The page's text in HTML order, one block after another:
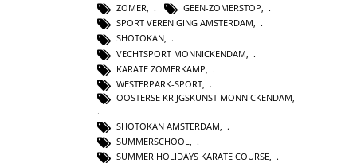
ZOMER, GEEN-ZOMERSTOP,
SPORT VERENIGING AMSTERDAM,
SHOTOKAN,
VECHTSPORT MONNICKENDAM
KARATE ZOMERKAMP
WESTERPARK-SPORT
OOSTERSE KRIJGSKUNST MONNICKENDAM
SHOTOKAN AMSTERDAM
SUMMERSCHOOL
SUMMER HOLIDAYS KARATE COURSE